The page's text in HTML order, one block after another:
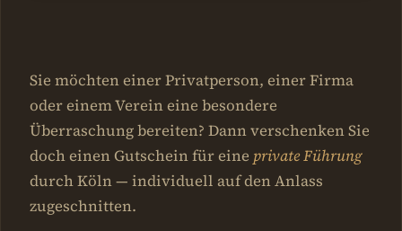
Sie möchten einer Privatperson, einer Firma
oder einem Verein eine besondere
Überraschung bereiten? Dann verschenken Sie
doch einen Gutschein für eine private Führung
durch Köln — individuell auf den Anlass
zugeschnitten.